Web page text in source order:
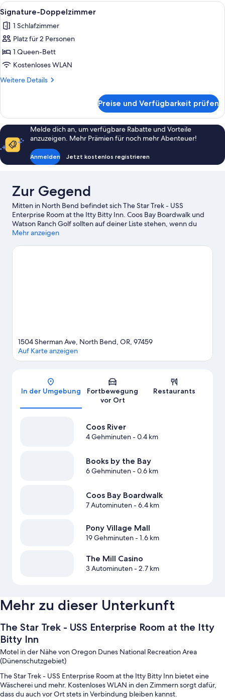
Alle
Fotos
für
Signature-
Doppelzimmer
anzeigen
Eine Hand hält ein altes Mikrofon
1
Signature-Doppelzimmer
1 Schlafzimmer
Platz für 2 Personen
1 Queen-Bett
Kostenloses WLAN
Weitere Details
Weitere
Doppelzimmer
Preise und Verfügbarkeit prüfen
Melde dich an, um verfügbare Rabatte und Vorteile
anzuzeigen. Mehr Prämien für noch mehr Abenteuer!
Anmelden Jetzt kostenlos registrieren
Zur Gegend
Mitten in North Bend befindet sich The Star Trek - USS
Enterprise Room at the Itty Bitty Inn. Coos Bay Boardwalk und
Watson Ranch Golf sollten auf deiner Liste stehen, wenn du
etwas unternehmen möchtest. Wenn du dagegen lieber die
Oregon Dunes National Recreation Area (Dünenschutzgebiet)
Mehr anzeigen
Karte
1504 Sherman Ave, North Bend, OR, 97459
Auf Karte anzeigen
In der Umgebung
Fortbewegung
vor Ort
Restaurants
Coos River
4 Gehminuten- 0.4 km
Books by the Bay
6 Gehminuten- 0.6 km
Coos Bay Boardwalk
7 Autominuten- 6.4 km
Pony Village Mall
19 Gehminuten- 1.6 km
The Mill Casino
3 Autominuten- 2.7 km
Mehr zu dieser Unterkunft
The Star Trek - USS Enterprise Room at the Itty
Bitty Inn
Motel in der Nähe von Oregon Dunes National Recreation Area
(Dünenschutzgebiet)
The Star Trek - USS Enterprise Room at the Itty Bitty Inn bietet eine
Wäscherei und mehr. Kostenloses WLAN in den Zimmern sorgt dafür,
dass du auch vor Ort stets in Verbindung bleiben kannst.